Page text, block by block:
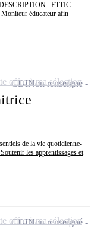
: ETTIC
éducateur afin
de la vie quotidienne-
les apprentissages et
CDINon renseigné
offre à ma sélection
CDINon renseigné
offre à ma sélection